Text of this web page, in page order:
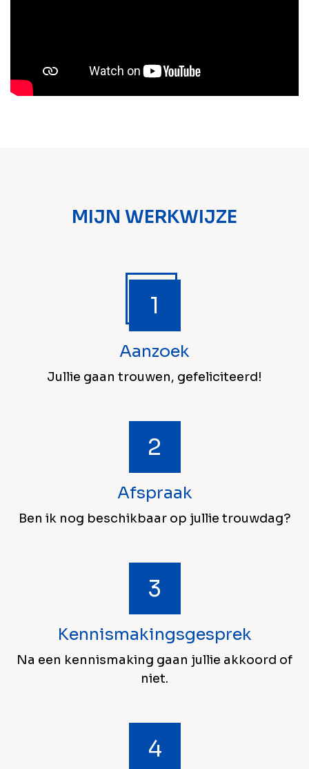
MIJN WERKWIJZE
Aanzoek
Jullie gaan trouwen, gefeliciteerd!
Afspraak
Ben ik nog beschikbaar op jullie trouwdag?
Kennismakingsgesprek
Na een kennismaking gaan jullie akkoord of
niet.